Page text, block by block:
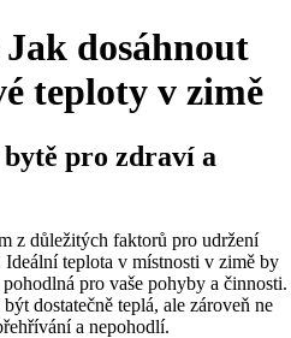
dosáhnout
teploty v zimě
pro zdraví a
z důležitých faktorů pro udržení
teplota v místnosti v zimě by
pro vaše pohyby a činnosti.
dostatečně teplá, ale zároveň ne
a nepohodlí.